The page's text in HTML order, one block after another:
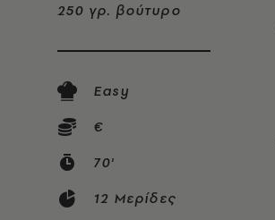
250 γρ. βούτυρο
Easy
€
70'
12 Μερίδες